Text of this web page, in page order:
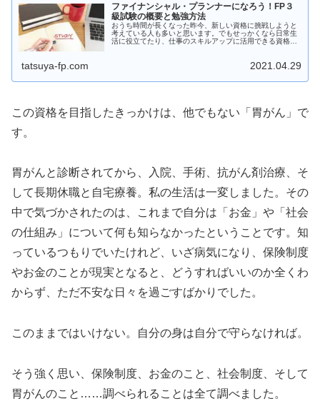
ファイナンシャル・プランナーになろう！FP３
級試験の概要と勉強方法
おうち時間が長くなった昨今、新しい資格に挑戦しようと
考えている人も多いと思います。でもせっかくなら日常生
活に役立てたり、仕事のスキルアップに活用できる資格を
tatsuya-fp.com 2021.04.29
この資格を目指したきっかけは、他でもない「胃がん」で
す。
胃がんと診断されてから、入院、手術、抗がん剤治療、そ
して長期休職と自宅療養。私の生活は一変しました。その
中で気づかされたのは、これまで自分は「お金」や「社会
の仕組み」について何も知らなかったということです。知
っているつもりでいたけれど、いざ病気になり、保険制度
やお金のことが現実となると、どうすればいいのか全くわ
からず、ただ不安な日々を過ごすばかりでした。
このままではいけない。自分の身は自分で守らなければ。
そう強く思い、保険制度、お金のこと、社会制度、そして
胃がんのこと……調べられることは全て調べました。